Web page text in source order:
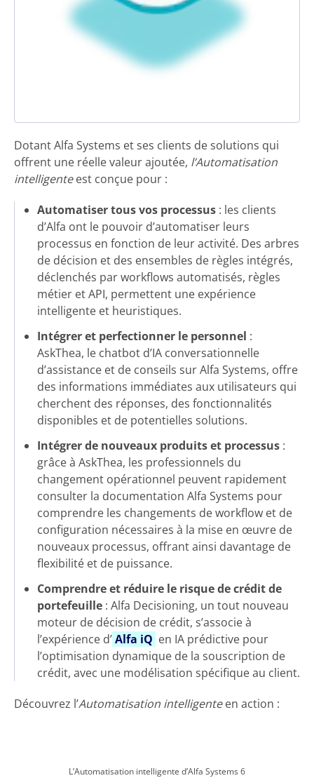
Dotant Alfa Systems et ses clients de solutions qui
offrent une réelle valeur ajoutée, l’Automatisation
intelligenteest conçue pour :
Automatiser tous vos processus : les clients
d’Alfa ont le pouvoir d’automatiser leurs
processus en fonction de leur activité. Des arbres
de décision et des ensembles de règles intégrés,
déclenchés par workflows automatisés, règles
métier et API, permettent une expérience
intelligente et heuristiques.
Intégrer et perfectionner le personnel :
AskThea, le chatbot d’IA conversationnelle
d’assistance et de conseils sur Alfa Systems, offre
des informations immédiates aux utilisateurs qui
cherchent des réponses, des fonctionnalités
disponibles et de potentielles solutions.
Intégrer de nouveaux produits et processus :
grâce à AskThea, les professionnels du
changement opérationnel peuvent rapidement
consulter la documentation Alfa Systems pour
comprendre les changements de workflow et de
configuration nécessaires à la mise en œuvre de
nouveaux processus, offrant ainsi davantage de
flexibilité et de puissance.
Comprendre et réduire le risque de crédit de
portefeuille : Alfa Decisioning, un tout nouveau
moteur de décision de crédit, s’associe à
l’expérience d’Alfa iQ en IA prédictive pour
l’optimisation dynamique de la souscription de
crédit, avec une modélisation spécifique au client.
Découvrez l’Automatisation intelligenteen action :
L’Automatisation intelligente d’Alfa Systems 6